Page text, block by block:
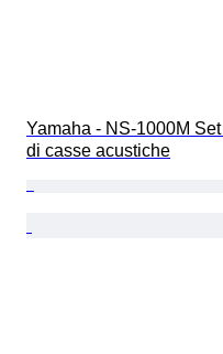
Yamaha - NS-1000M Set
di casse acustiche